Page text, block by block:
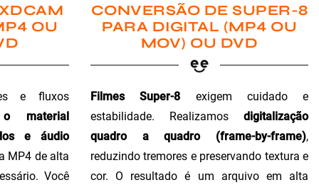
OU
e fluxos
o material
e áudio
MP4 de alta
Você
CONVERSÃO DE SUPER-8
PARA DIGITAL (MP4 OU
MOV) OU DVD
Filmes Super-8 exigem cuidado e
estabilidade. Realizamos digitalização
quadro a quadro (frame-by-frame),
reduzindo tremores e preservando textura e
cor. O resultado é um arquivo em alta